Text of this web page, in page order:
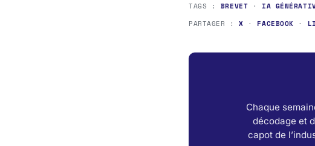
TAGS : BREVET · IA
PARTAGER :X · FACEBOOK ·
Chaque
décodage et
capot de